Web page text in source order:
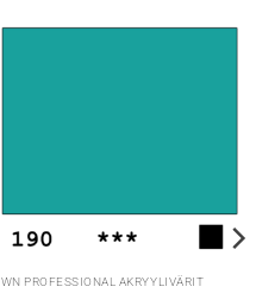
WN PROFESSIONAL AKRYYLIVÄRIT